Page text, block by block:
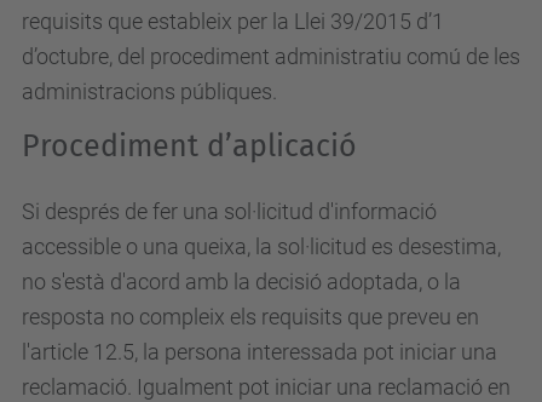
requisits que estableix per la Llei 39/2015 d’1
d’octubre, del procediment administratiu comú de les
administracions públiques.
Procediment d’aplicació
Si després de fer una sol·licitud d'informació
accessible o una queixa, la sol·licitud es desestima,
no s'està d'acord amb la decisió adoptada, o la
resposta no compleix els requisits que preveu en
l'article 12.5, la persona interessada pot iniciar una
reclamació. Igualment pot iniciar una reclamació en